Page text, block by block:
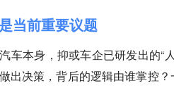
当前重要议题
车本身，抑或车企已研发出的“
出决策，背后的逻辑由谁掌控